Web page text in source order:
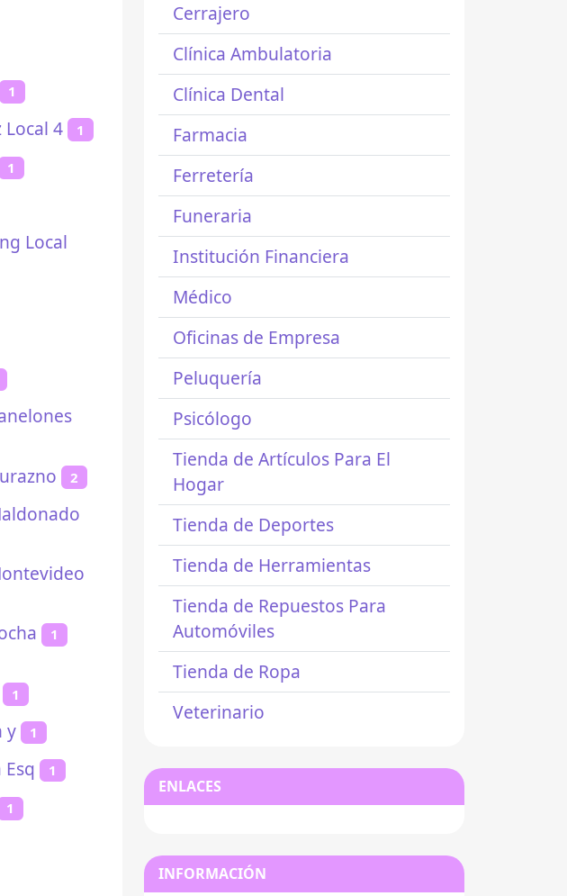
1
Local 4 1
1
Local
2
1
1
y 1
1
1
Cerrajero
Clínica Ambulatoria
Clínica Dental
Farmacia
Ferretería
Funeraria
Institución Financiera
Médico
Oficinas de Empresa
Peluquería
Psicólogo
Tienda de Artículos Para El
Hogar
Tienda de Deportes
Tienda de Herramientas
Tienda de Repuestos Para
Automóviles
Tienda de Ropa
Veterinario
ENLACES
INFORMACIÓN